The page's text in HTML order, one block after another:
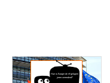
Hoe is Europa de afgelopen
jaren veranderd?